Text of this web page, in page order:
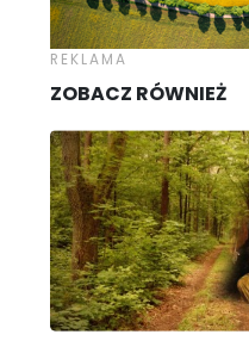
ZOBACZ RÓWNIEŻ